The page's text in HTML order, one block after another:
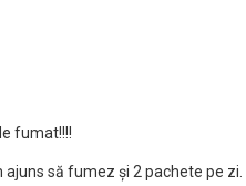
fumat!!!!
să fumez și 2 pachete pe